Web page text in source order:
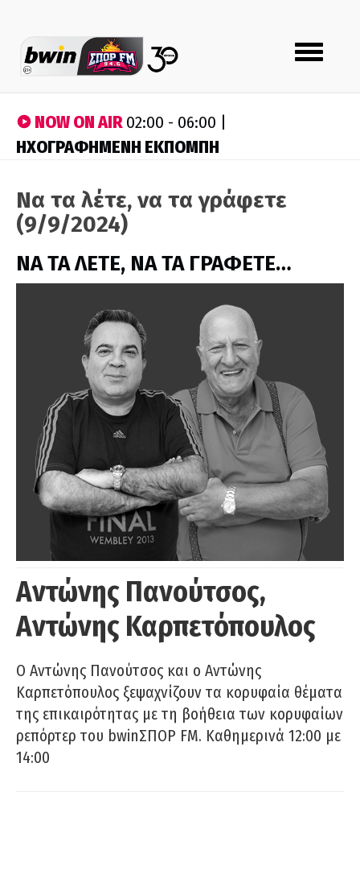
Toggle
navigation
NOW ON AIR02:00 - 06:00 |
ΗΧΟΓΡΑΦΗΜΕΝΗ ΕΚΠΟΜΠΗ
Να τα λέτε, να τα γράφετε
(9/9/2024)
ΝΑ ΤΑ ΛΕΤΕ, ΝΑ ΤΑ ΓΡΑΦΕΤΕ…
Αντώνης Πανούτσος,
Αντώνης Καρπετόπουλος
Ο Αντώνης Πανούτσος και ο Αντώνης
Καρπετόπουλος ξεψαχνίζουν τα κορυφαία θέματα
της επικαιρότητας με τη βοήθεια των κορυφαίων
ρεπόρτερ του bwinΣΠΟΡ FM. Καθημερινά 12:00 με
14:00